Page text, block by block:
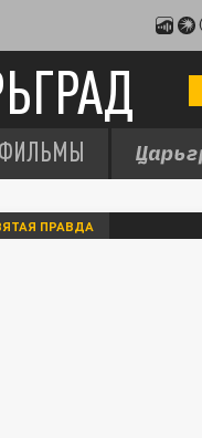
ФИЛЬМЫ
ПРАВДА